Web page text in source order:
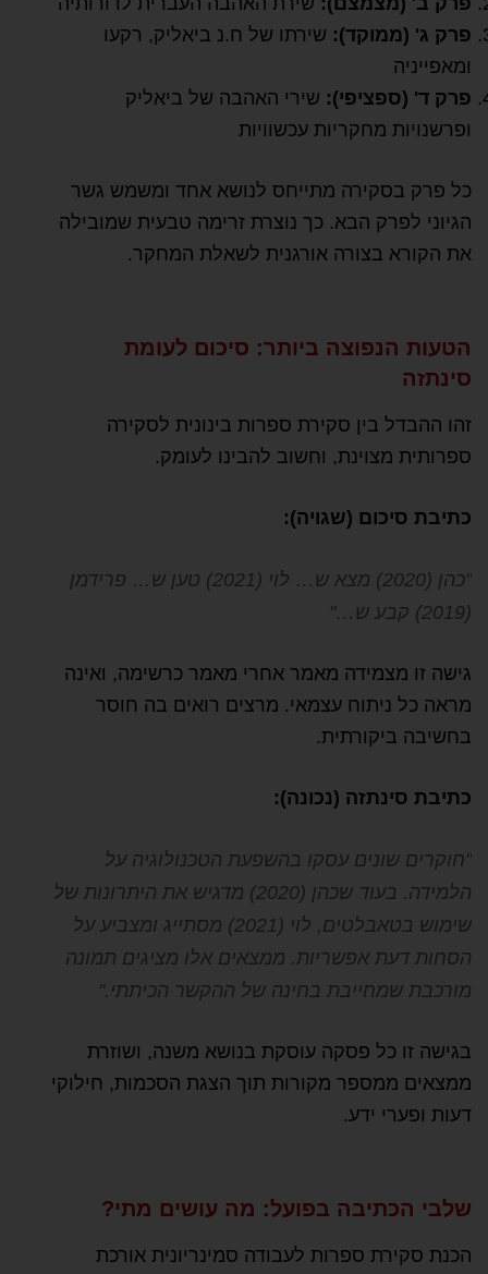
פרק ג' (ממוקד): שירתו של ח.נ ביאליק, רקעו
ומאפייניה
פרק ד' (ספציפי): שירי האהבה של ביאליק
ופרשנויות מחקריות עכשוויות
כל פרק בסקירה מתייחס לנושא אחד ומשמש גשר
הגיוני לפרק הבא. כך נוצרת זרימה טבעית שמובילה
את הקורא בצורה אורגנית לשאלת המחקר.
הטעות הנפוצה ביותר: סיכום לעומת
סינתזה
זהו ההבדל בין סקירת ספרות בינונית לסקירה
ספרותית מצוינת, וחשוב להבינו לעומק.
כתיבת סיכום (שגויה):
"כהן (2020) מצא ש… לוי (2021) טען ש… פרידמן
(2019) קבע ש…"
גישה זו מצמידה מאמר אחרי מאמר כרשימה, ואינה
מראה כל ניתוח עצמאי. מרצים רואים בה חוסר
בחשיבה ביקורתית.
כתיבת סינתזה (נכונה):
"חוקרים שונים עסקו בהשפעת הטכנולוגיה על
הלמידה. בעוד שכהן (2020) מדגיש את היתרונות של
שימוש בטאבלטים, לוי (2021) מסתייג ומצביע על
הסחות דעת אפשריות. ממצאים אלו מציגים תמונה
מורכבת שמחייבת בחינה של ההקשר הכיתתי."
בגישה זו כל פסקה עוסקת בנושא משנה, ושוזרת
ממצאים ממספר מקורות תוך הצגת הסכמות, חילוקי
דעות ופערי ידע.
שלבי הכתיבה בפועל: מה עושים מתי?
הכנת סקירת ספרות לעבודה סמינריונית אורכת